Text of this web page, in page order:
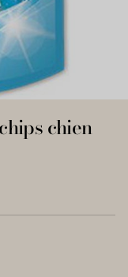
chien